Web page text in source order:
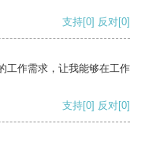
支持[0] 反对[0]
工作需求，让我能够在工作
支持[0] 反对[0]